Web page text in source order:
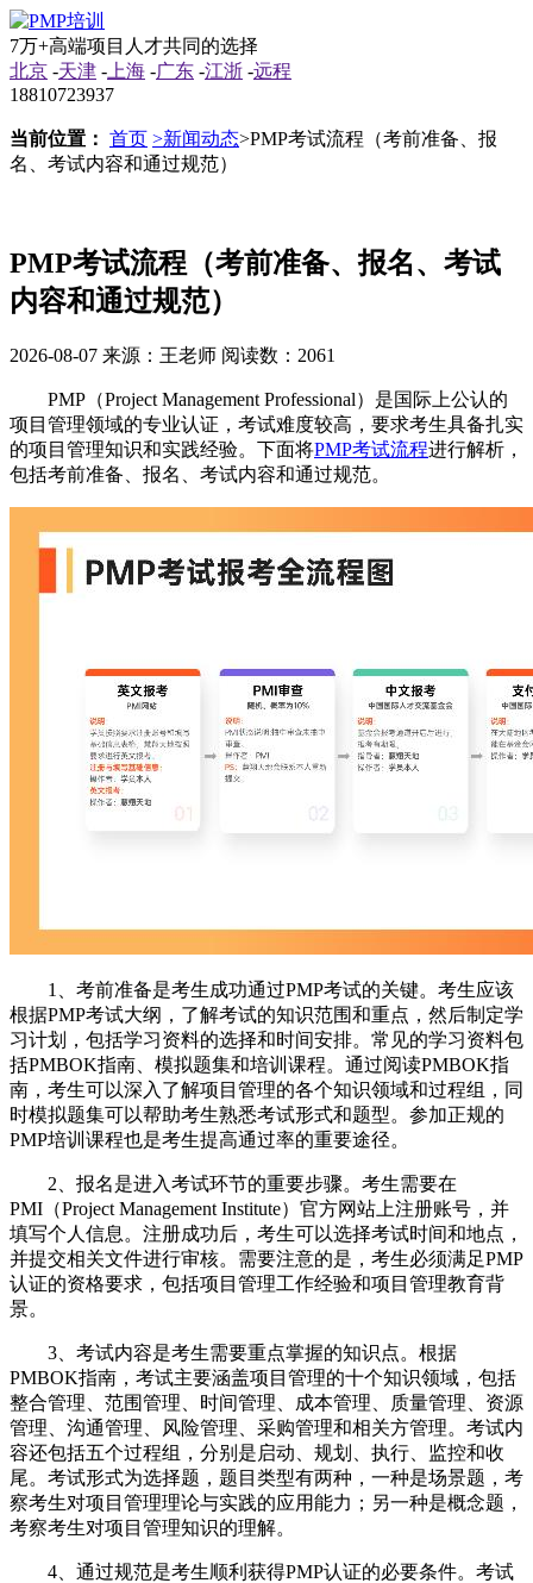
7万+高端项目人才共同的选择
北京 -天津 - 上海 -广东 -江浙 -远程
18810723937
当前位置： 首页 >新闻动态>PMP考试流程（考前准备、报
名、考试内容和通过规范）
PMP考试流程（考前准备、报名、考试
内容和通过规范）
2026-08-07 来源：王老师 阅读数：2061
PMP（Project Management Professional）是国际上公认的
项目管理领域的专业认证，考试难度较高，要求考生具备扎实
的项目管理知识和实践经验。下面将PMP考试流程进行解析，
包括考前准备、报名、考试内容和通过规范。
1、考前准备是考生成功通过PMP考试的关键。考生应该
根据PMP考试大纲，了解考试的知识范围和重点，然后制定学
习计划，包括学习资料的选择和时间安排。常见的学习资料包
括PMBOK指南、模拟题集和培训课程。通过阅读PMBOK指
南，考生可以深入了解项目管理的各个知识领域和过程组，同
时模拟题集可以帮助考生熟悉考试形式和题型。参加正规的
PMP培训课程也是考生提高通过率的重要途径。
2、报名是进入考试环节的重要步骤。考生需要在
PMI（Project Management Institute）官方网站上注册账号，并
填写个人信息。注册成功后，考生可以选择考试时间和地点，
并提交相关文件进行审核。需要注意的是，考生必须满足PMP
认证的资格要求，包括项目管理工作经验和项目管理教育背
景。
3、考试内容是考生需要重点掌握的知识点。根据
PMBOK指南，考试主要涵盖项目管理的十个知识领域，包括
整合管理、范围管理、时间管理、成本管理、质量管理、资源
管理、沟通管理、风险管理、采购管理和相关方管理。考试内
容还包括五个过程组，分别是启动、规划、执行、监控和收
尾。考试形式为选择题，题目类型有两种，一种是场景题，考
察考生对项目管理理论与实践的应用能力；另一种是概念题，
考察考生对项目管理知识的理解。
4、通过规范是考生顺利获得PMP认证的必要条件。考试